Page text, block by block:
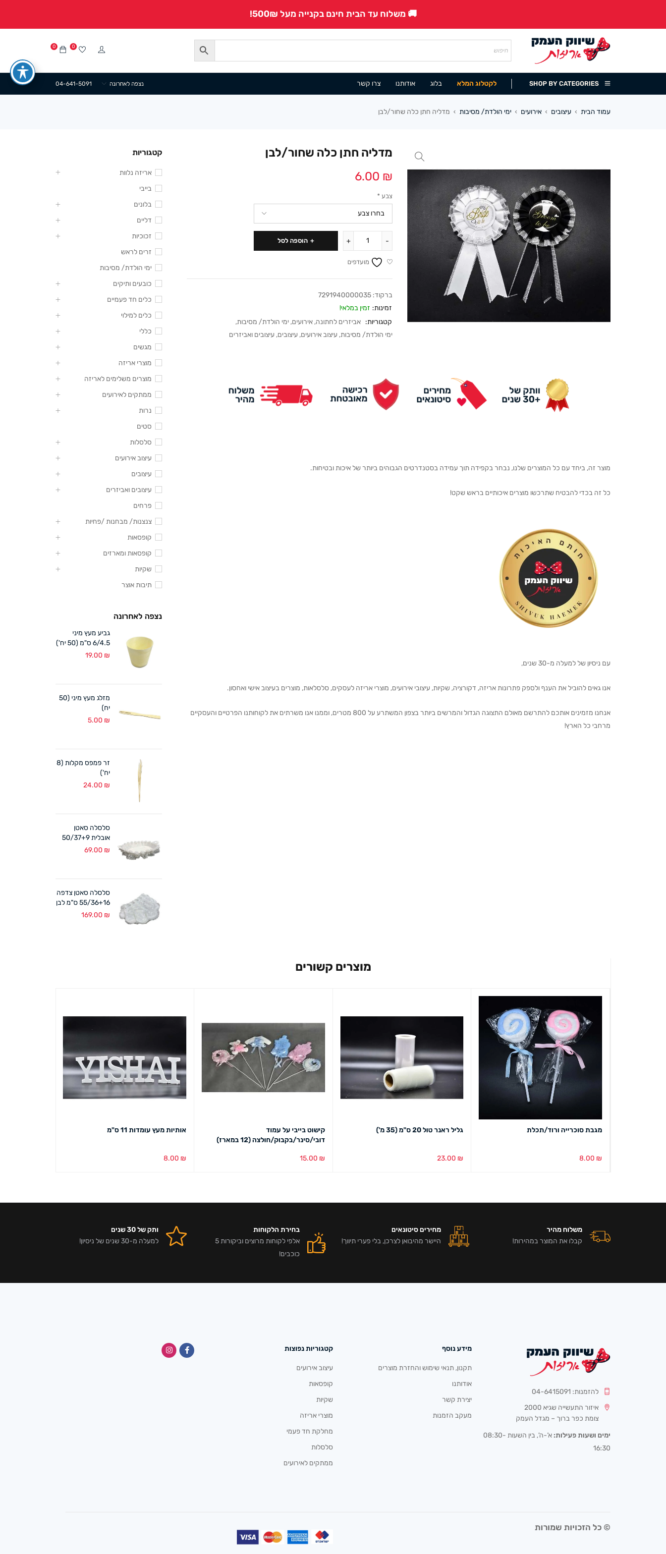
🚚 משלוח עד הבית חינם בקנייה מעל 500₪!
0 0
SHOP BY CATEGORIES לקטלוג המלא בלוג אודותנו צרו קשר 04-641-5091 נצפה לאחרונה
עמוד הבית › עיצובים › אירועים › ימי הולדת/ מסיבות › מדליה חתן כלה שחור/לבן
מדליה חתן כלה שחור/לבן
6.00 ₪
צבע *
הוספה לסל
מועדפים
ברקוד: 7291940000035
זמינות: זמין במלאי!
קטגוריות: אביזרים לחתונה, אירועים, ימי הולדת/ מסיבות,
ימי הולדת/ מסיבות, עיצוב אירועים, עיצובים, עיצובים ואביזרים
מוצר זה, ביחד עם כל המוצרים שלנו, נבחר בקפידה תוך עמידה בסטנדרטים הגבוהים ביותר של איכות ובטיחות.
כל זה בכדי להבטיח שתרכשו מוצרים איכותיים בראש שקט!
עם ניסיון של למעלה מ-30 שנים,
אנו גאים להוביל את הענף ולספק פתרונות אריזה, דקורציה, שקיות, עיצובי אירועים, מוצרי אריזה לעסקים, סלסלאות, מוצרים בעיצוב אישי ואחסון.
אנחנו מזמינים אותכם להתרשם מאולם התצוגה הגדול והמרשים ביותר בצפון המשתרע על 800 מטרים, וממנו אנו משרתים את לקוחותנו הפרטיים והעסקיים
מרחבי כל הארץ!
קטגוריות
אריזה נלוות
בייבי
בלונים
דליים
זכוכיות
זרים לראש
ימי הולדת/ מסיבות
כובעים ותיקים
כלים חד פעמיים
כלים למילוי
כללי
מגשים
מוצרי אריזה
מוצרים משלימים לאריזה
ממתקים לאירועים
נרות
סטים
סלסלות
עיצוב אירועים
עיצובים
עיצובים ואביזרים
פרחים
צנצנות/ מבחנות /פחיות
קופסאות
קופסאות ומארזים
שקיות
תיבות אוצר
נצפה לאחרונה
גביע מעץ מיני
6/4.5 ס"מ (50 יח')
19.00 ₪
מזלג מעץ מיני (50
יח)
5.00 ₪
זר פמפס מקלות (8
יח')
24.00 ₪
סלסלה סאטן
אובלית 50/37+9
ס"מ לבן
69.00 ₪
סלסלה סאטן צדפה
55/36+16 ס"מ לבן
169.00 ₪
מוצרים קשורים
מגבת סוכרייה ורוד/תכלת
8.00 ₪
גליל ראנר טול 20 ס"מ (35 מ')
23.00 ₪
קישוט בייבי על עמוד
דובי/סינר/בקבוק/חולצה (12 במארז)
15.00 ₪
אותיות מעץ עומדות 11 ס"מ
8.00 ₪
משלוח מהיר
קבלו את המוצר במהירות!
מחירים סיטונאים
היישר מהיבואן לצרכן, בלי פערי תיווך!
בחירת הלקוחות
אלפי לקוחות מרוצים וביקורות 5
כוכבים!
ותק של 30 שנים
למעלה מ-30 שנים של ניסיון!
להזמנות: 04-6415091
איזור התעשייה שגיא 2000
צומת כפר ברוך – מגדל העמק
ימים ושעות פעילות:
א’-ה’, בין השעות 08:30-
16:30
מידע נוסף
תקנון, תנאי שימוש והחזרת מוצרים
אודותנו
יצירת קשר
מעקב הזמנות
קטגוריות נפוצות
עיצוב אירועים
קופסאות
שקיות
מוצרי אריזה
מחלקת חד פעמי
סלסלות
ממתקים לאירועים
© כל הזכויות שמורות